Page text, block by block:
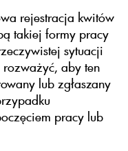
rejestracja kwitów
takiej formy pracy
sytuacji
rozważyć, aby ten
lub zgłaszany
pracy lub